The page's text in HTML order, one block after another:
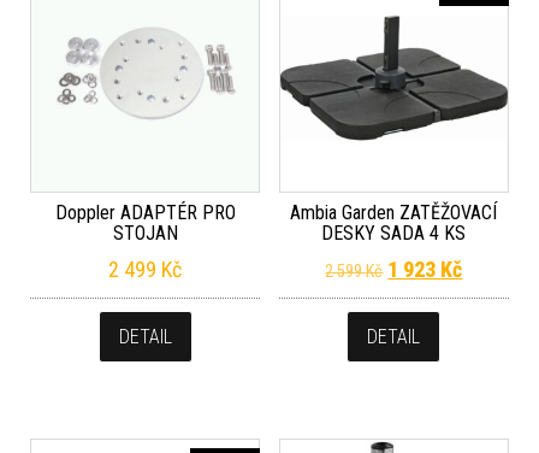
Doppler ADAPTÉR PRO
STOJAN
2 499 Kč
DETAIL
Ambia Garden ZATĚŽOVACÍ
DESKY SADA 4 KS
2 599Kč Původní cena
1 923 KčAktuální
DETAIL